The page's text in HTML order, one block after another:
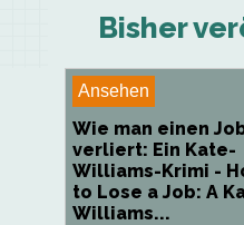
Bisher
Ansehen
Wie man einen
verliert: Ein Kate-
Williams-Krimi -
to Lose a Job: A
Williams...